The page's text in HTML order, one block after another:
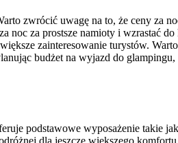
zwrócić uwagę na to, że ceny za
za prostsze namioty i wzrastać do
zainteresowanie turystów.
budżet na wyjazd do
podstawowe wyposażenie takie
dla jeszcze większego